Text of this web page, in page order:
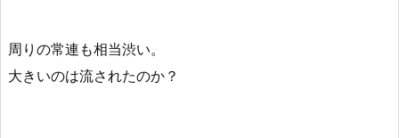
周りの常連も相当渋い。
大きいのは流されたのか？